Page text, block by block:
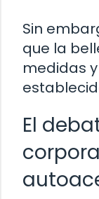
Sin
que la
medidas
El